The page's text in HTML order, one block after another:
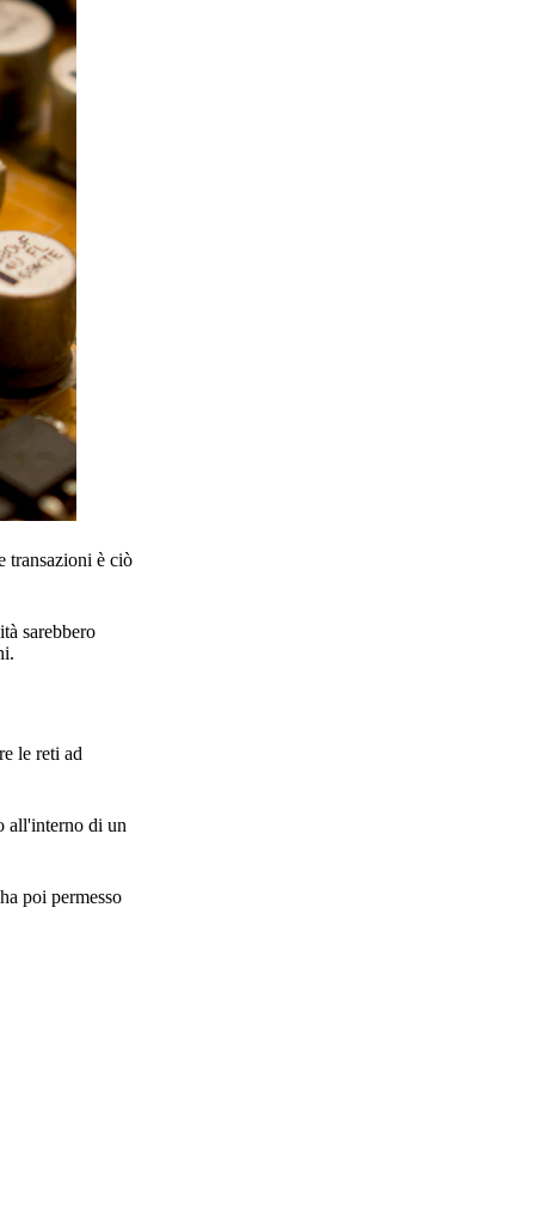
transazioni è ciò
sarebbero
le reti ad
all'interno di un
poi permesso